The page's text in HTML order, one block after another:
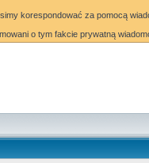
korespondować za pomocą
o tym fakcie prywatną